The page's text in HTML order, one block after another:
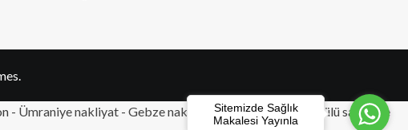
- Ümraniye nakliyat - Gebze nakliyat -Tuzla nakliyat - Akülü sandalye
Sitemizde Sağlık
Makalesi Yayınla